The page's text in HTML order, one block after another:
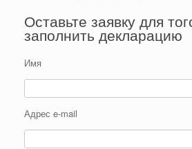
Оставьте заявку для
заполнить декларацию
Имя
Адрес e-mail